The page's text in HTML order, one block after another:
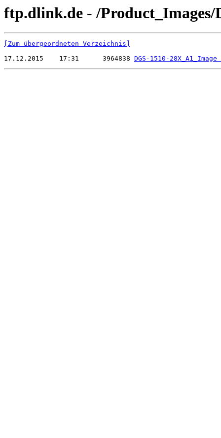
ftp.dlink.de - /Product_Images/
[Zum übergeordneten Verzeichnis]
17.12.2015    17:31      3964838 DGS-1510-